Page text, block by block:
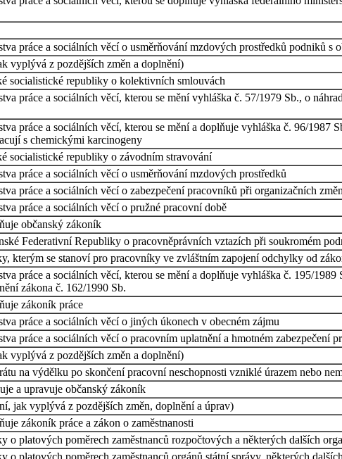
práce a sociálních věcí o usměrňování mzdových prostředků podniků
vyplývá z pozdějších změn a doplnění)
socialistické republiky o kolektivních smlouvách
práce a sociálních věcí, kterou se mění vyhláška č. 57/1979 Sb., o
práce a sociálních věcí, kterou se mění a doplňuje vyhláška č. 96/1987
s chemickými karcinogeny
socialistické republiky o závodním stravování
práce a sociálních věcí o usměrňování mzdových prostředků
práce a sociálních věcí o zabezpečení pracovníků při organizačních
práce a sociálních věcí o pružné pracovní době
občanský zákoník
Federativní Republiky o pracovněprávních vztazích při soukromém
kterým se stanoví pro pracovníky ve zvláštním zapojení odchylky od
práce a sociálních věcí, kterou se mění a doplňuje vyhláška č. 195/
zákona č. 162/1990 Sb.
zákoník práce
práce a sociálních věcí o jiných úkonech v obecném zájmu
práce a sociálních věcí o pracovním uplatnění a hmotném
vyplývá z pozdějších změn a doplnění)
na výdělku po skončení pracovní neschopnosti vzniklé úrazem nebo
a upravuje občanský zákoník
jak vyplývá z pozdějších změn, doplnění a úprav)
zákoník práce a zákon o zaměstnanosti
o platových poměrech zaměstnanců rozpočtových a některých dalších
o platových poměrech zaměstnanců orgánů státní správy, některých